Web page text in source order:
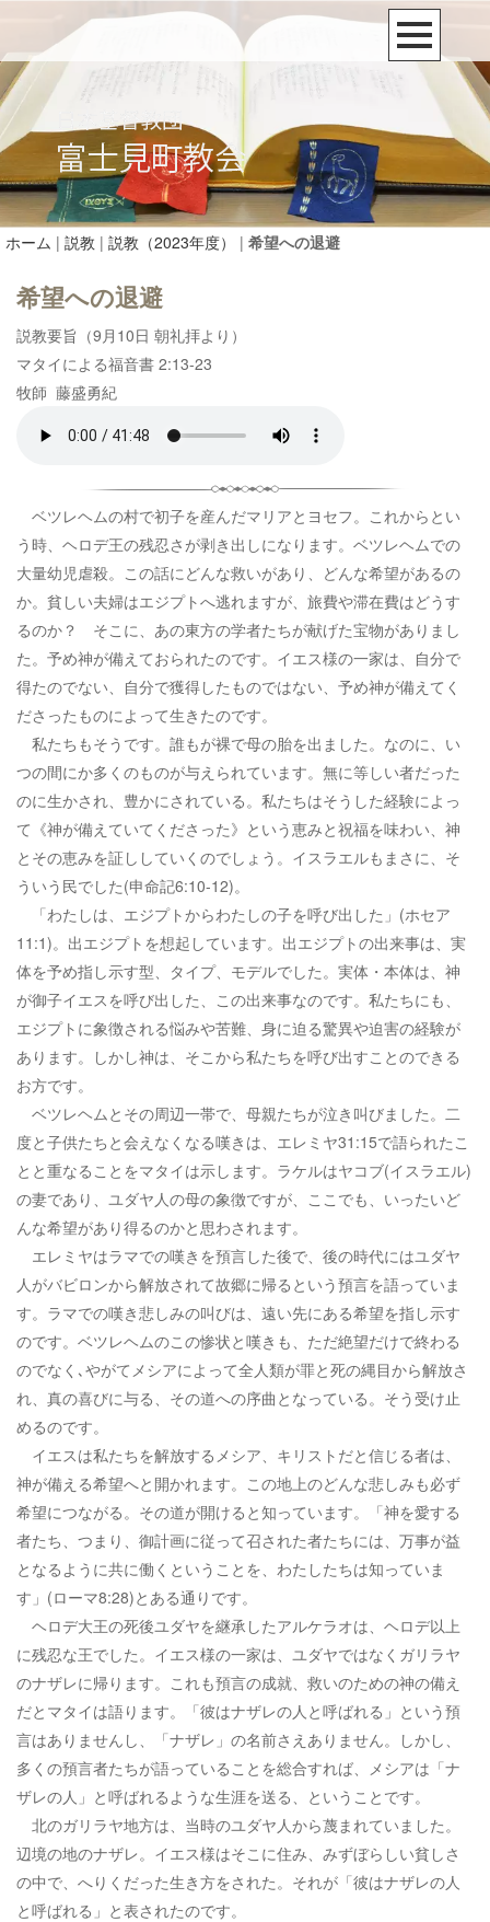
ホーム | 説教 | 説教（2023年度） | 希望への退避
希望への退避
説教要旨（9月10日 朝礼拝より）
マタイによる福音書 2:13-23
牧師 藤盛勇紀
ベツレヘムの村で初子を産んだマリアとヨセフ。これからとい
う時、ヘロデ王の残忍さが剥き出しになります。ベツレヘムでの
大量幼児虐殺。この話にどんな救いがあり、どんな希望があるの
か。貧しい夫婦はエジプトへ逃れますが、旅費や滞在費はどうす
るのか？ そこに、あの東方の学者たちが献げた宝物がありまし
た。予め神が備えておられたのです。イエス様の一家は、自分で
得たのでない、自分で獲得したものではない、予め神が備えてく
ださったものによって生きたのです。
私たちもそうです。誰もが裸で母の胎を出ました。なのに、い
つの間にか多くのものが与えられています。無に等しい者だった
のに生かされ、豊かにされている。私たちはそうした経験によっ
て《神が備えていてくださった》という恵みと祝福を味わい、神
とその恵みを証ししていくのでしょう。イスラエルもまさに、そ
ういう民でした(申命記6:10-12)。
「わたしは、エジプトからわたしの子を呼び出した」(ホセア
11:1)。出エジプトを想起しています。出エジプトの出来事は、実
体を予め指し示す型、タイプ、モデルでした。実体・本体は、神
が御子イエスを呼び出した、この出来事なのです。私たちにも、
エジプトに象徴される悩みや苦難、身に迫る驚異や迫害の経験が
あります。しかし神は、そこから私たちを呼び出すことのできる
お方です。
ベツレヘムとその周辺一帯で、母親たちが泣き叫びました。二
度と子供たちと会えなくなる嘆きは、エレミヤ31:15で語られたこ
とと重なることをマタイは示します。ラケルはヤコブ(イスラエル)
の妻であり、ユダヤ人の母の象徴ですが、ここでも、いったいど
んな希望があり得るのかと思わされます。
エレミヤはラマでの嘆きを預言した後で、後の時代にはユダヤ
人がバビロンから解放されて故郷に帰るという預言を語っていま
す。ラマでの嘆き悲しみの叫びは、遠い先にある希望を指し示す
のです。ベツレヘムのこの惨状と嘆きも、ただ絶望だけで終わる
のでなく､やがてメシアによって全人類が罪と死の縄目から解放さ
れ、真の喜びに与る、その道への序曲となっている。そう受け止
めるのです。
イエスは私たちを解放するメシア、キリストだと信じる者は、
神が備える希望へと開かれます。この地上のどんな悲しみも必ず
希望につながる。その道が開けると知っています。「神を愛する
者たち、つまり、御計画に従って召された者たちには、万事が益
となるように共に働くということを、わたしたちは知っていま
す」(ローマ8:28)とある通りです。
ヘロデ大王の死後ユダヤを継承したアルケラオは、ヘロデ以上
に残忍な王でした。イエス様の一家は、ユダヤではなくガリラヤ
のナザレに帰ります。これも預言の成就、救いのための神の備え
だとマタイは語ります。「彼はナザレの人と呼ばれる」という預
言はありませんし、「ナザレ」の名前さえありません。しかし、
多くの預言者たちが語っていることを総合すれば、メシアは「ナ
ザレの人」と呼ばれるような生涯を送る、ということです。
北のガリラヤ地方は、当時のユダヤ人から蔑まれていました。
辺境の地のナザレ。イエス様はそこに住み、みずぼらしい貧しさ
の中で、へりくだった生き方をされた。それが「彼はナザレの人
と呼ばれる」と表されたのです。